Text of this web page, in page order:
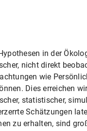
in der
nicht direkt
wie
Dies erreichen
statistischer,
Schätzungen
zu erhalten, sind